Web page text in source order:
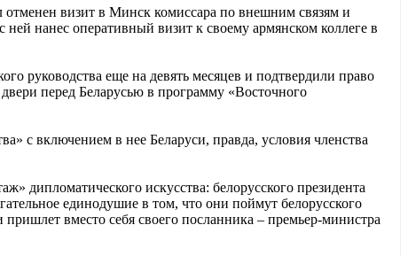
отменен визит в Минск комиссара по внешним связям и
нанес оперативный визит к своему армянском коллеге в
руководства еще на девять месяцев и подтвердили право
перед Беларусью в программу «Восточного
с включением в нее Беларуси, правда, условия членства
дипломатического искусства: белорусского президента
единодушие в том, что они поймут белорусского
вместо себя своего посланника – премьер-министра